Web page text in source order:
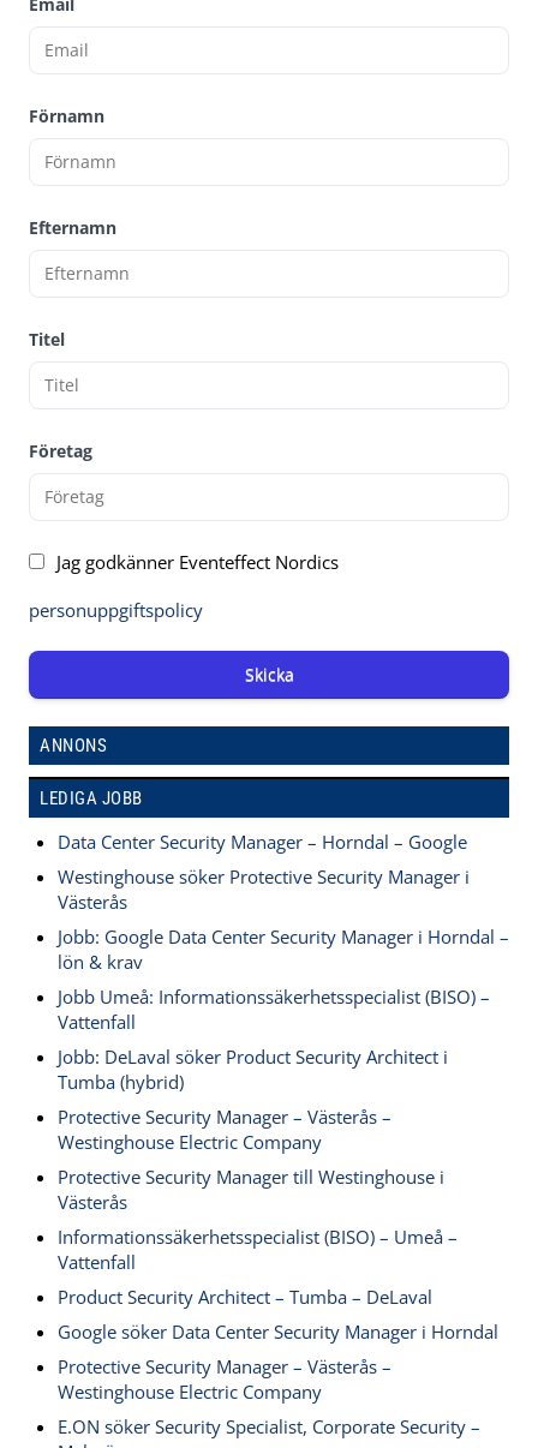
Förnamn
Efternamn
Titel
Företag
Jag godkänner Eventeffect Nordics
personuppgiftspolicy
Skicka
ANNONS
LEDIGA JOBB
Data Center Security Manager – Horndal – Google
Westinghouse söker Protective Security Manager i
Västerås
Jobb: Google Data Center Security Manager i Horndal –
lön & krav
Jobb Umeå: Informationssäkerhetsspecialist (BISO) –
Vattenfall
Jobb: DeLaval söker Product Security Architect i
Tumba (hybrid)
Protective Security Manager – Västerås –
Westinghouse Electric Company
Protective Security Manager till Westinghouse i
Västerås
Informationssäkerhetsspecialist (BISO) – Umeå –
Vattenfall
Product Security Architect – Tumba – DeLaval
Google söker Data Center Security Manager i Horndal
Protective Security Manager – Västerås –
Westinghouse Electric Company
E.ON söker Security Specialist, Corporate Security –